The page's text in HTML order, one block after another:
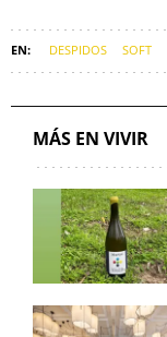
DESPIDOS SOFT
MÁS EN VIVIR